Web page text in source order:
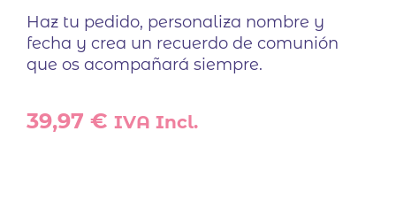
Haz tu pedido, personaliza nombre y
fecha y crea un recuerdo de comunión
que os acompañará siempre.
39,97 € IVA Incl.